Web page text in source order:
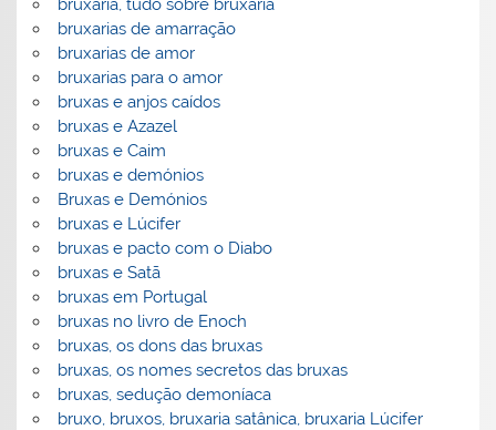
bruxaria, tudo sobre bruxaria
bruxarias de amarração
bruxarias de amor
bruxarias para o amor
bruxas e anjos caídos
bruxas e Azazel
bruxas e Caim
bruxas e demónios
Bruxas e Demónios
bruxas e Lúcifer
bruxas e pacto com o Diabo
bruxas e Satã
bruxas em Portugal
bruxas no livro de Enoch
bruxas, os dons das bruxas
bruxas, os nomes secretos das bruxas
bruxas, sedução demoníaca
bruxo, bruxos, bruxaria satânica, bruxaria Lúcifer